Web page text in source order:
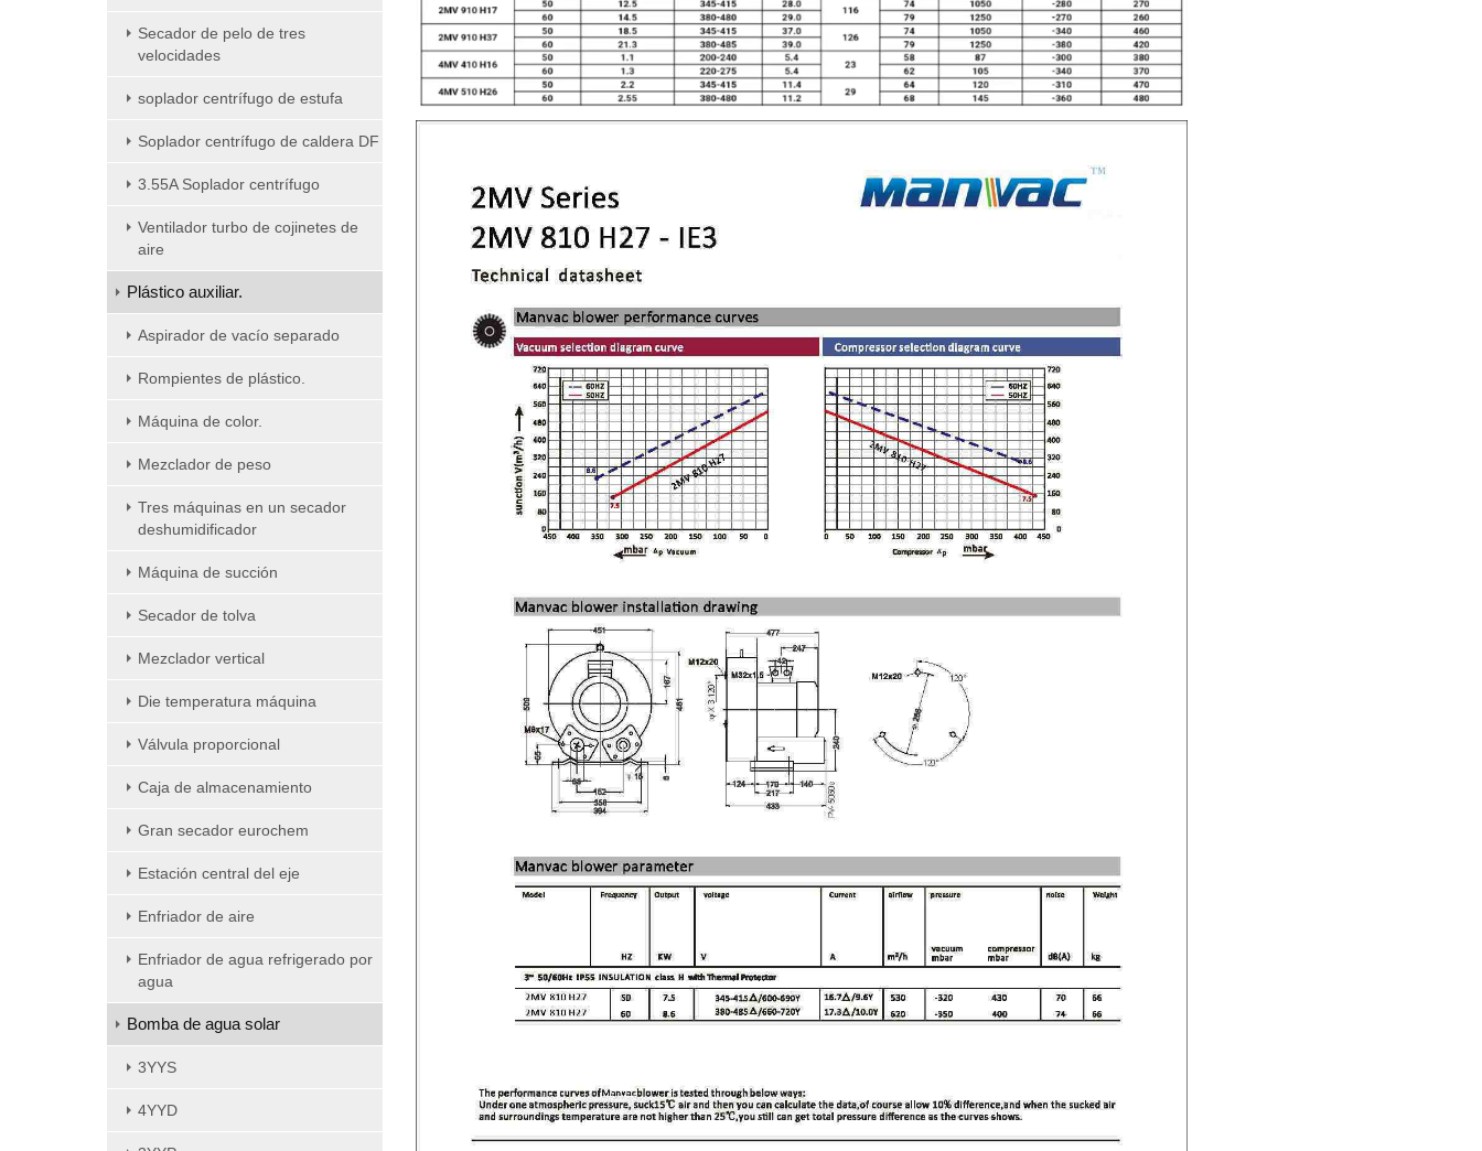
Secador de pelo de tres
velocidades
soplador centrífugo de estufa
Soplador centrífugo de caldera DF
3.55A Soplador centrífugo
Ventilador turbo de cojinetes de
aire
Plástico auxiliar.
Aspirador de vacío separado
Rompientes de plástico.
Máquina de color.
Mezclador de peso
Tres máquinas en un secador
deshumidificador
Máquina de succión
Secador de tolva
Mezclador vertical
Die temperatura máquina
Válvula proporcional
Caja de almacenamiento
Gran secador eurochem
Estación central del eje
Enfriador de aire
Enfriador de agua refrigerado por
agua
Bomba de agua solar
3YYS
4YYD